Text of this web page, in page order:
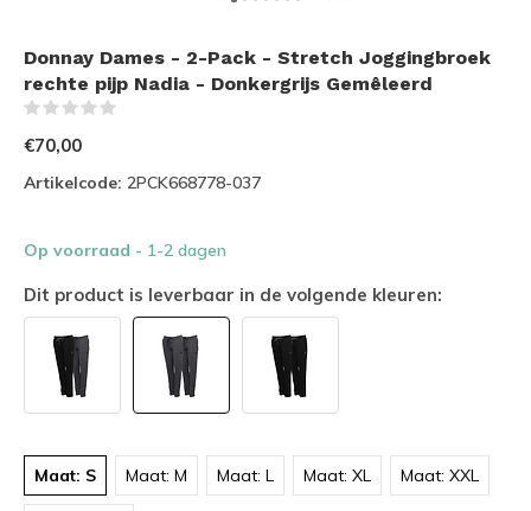
Donnay Dames - 2-Pack - Stretch Joggingbroek
rechte pijp Nadia - Donkergrijs Gemêleerd
€70,00
Artikelcode: 2PCK668778-037
Op voorraad - 1-2 dagen
Dit product is leverbaar in de volgende kleuren:
Maat: S Maat: M Maat: L Maat: XL Maat: XXL